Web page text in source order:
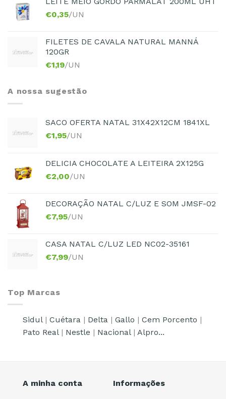
€0,35/UN
FILETES DE CAVALA NATURAL MANNÁ
120GR
€1,19/UN
A nossa sugestão
SACO OFERTA NATAL 31X42X12CM 1841XL
€1,95/UN
DELICIA CHOCOLATE A LEITEIRA 2X125G
€2,00/UN
DECORAÇÃO NATAL C/LUZ E SOM JMSF-02
€7,95/UN
CASA NATAL C/LUZ LED NC02-35161
€7,99/UN
Top Marcas
Sidul| Cuétara | Delta | Gallo | Cem Porcento |
Pato Real| Nestle | Nacional| Alpro...
A minha conta Informações